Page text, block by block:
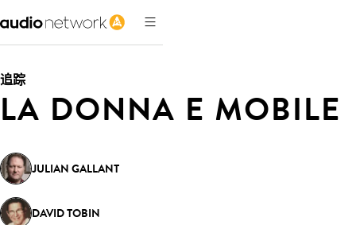
追踪
LA DONNA E MOBILE
JULIAN GALLANT
DAVID TOBIN